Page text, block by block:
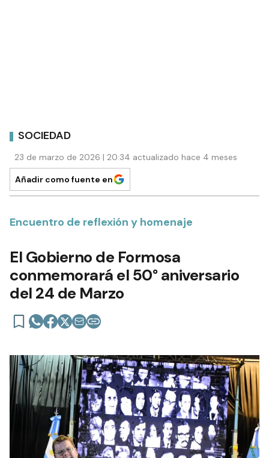
SOCIEDAD
23 de marzo de 2026 | 20:34 actualizado hace 4 meses
Añadir como fuente en
Encuentro de reflexión y homenaje
El Gobierno de Formosa
conmemorará el 50° aniversario
del 24 de Marzo